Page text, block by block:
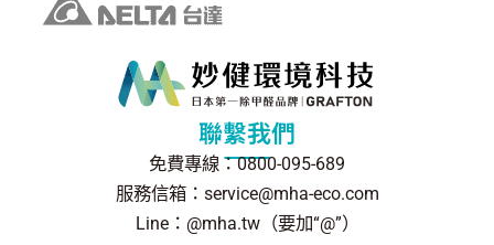
聯繫我們
免費專線：0800-095-689
服務信箱：service@mha-eco.com
Line：@mha.tw（要加“@”）